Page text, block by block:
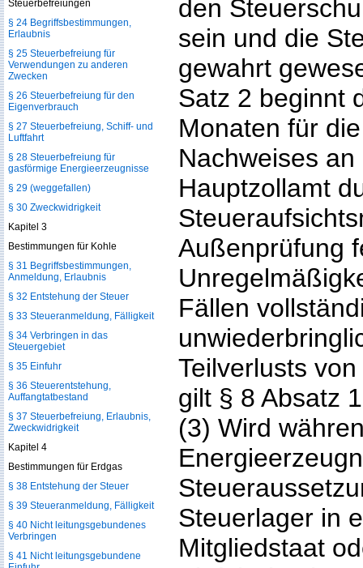
den
sein und die
gewahrt
Satz 2 beginnt
Monaten für
Nachweises
Hauptzollamt
Außenprüfung
Fällen
Teilverlusts
gilt § 8 Absatz
(3) Wird
Steuerlager in
Mitgliedstaat
Steuerbefreiungen
§ 24 Begriffsbestimmungen,
Erlaubnis
§ 25 Steuerbefreiung für
Verwendungen zu anderen
Zwecken
§ 26 Steuerbefreiung für den
Eigenverbrauch
§ 27 Steuerbefreiung, Schiff- und
Luftfahrt
§ 28 Steuerbefreiung für
gasförmige Energieerzeugnisse
§ 29 (weggefallen)
§ 30 Zweckwidrigkeit
Kapitel 3
Bestimmungen für Kohle
§ 31 Begriffsbestimmungen,
Anmeldung, Erlaubnis
§ 32 Entstehung der Steuer
§ 33 Steueranmeldung, Fälligkeit
§ 34 Verbringen in das
Steuergebiet
§ 35 Einfuhr
§ 36 Steuerentstehung,
Auffangtatbestand
§ 37 Steuerbefreiung, Erlaubnis,
Zweckwidrigkeit
Kapitel 4
Bestimmungen für Erdgas
§ 38 Entstehung der Steuer
§ 39 Steueranmeldung, Fälligkeit
§ 40 Nicht leitungsgebundenes
Verbringen
§ 41 Nicht leitungsgebundene